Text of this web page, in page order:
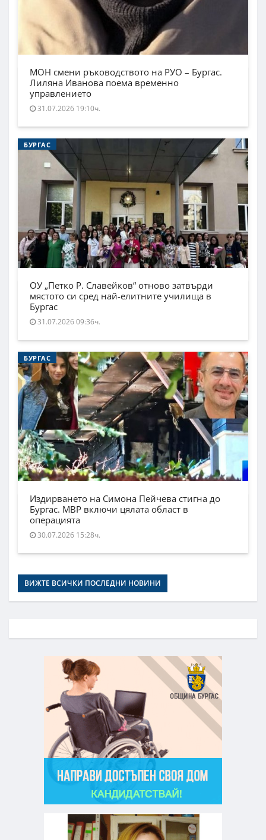
МОН смени ръководството на РУО – Бургас.
Лиляна Иванова поема временно
управлението
31.07.2026 19:10ч.
БУРГАС
ОУ „Петко Р. Славейков“ отново затвърди
мястото си сред най-елитните училища в
Бургас
31.07.2026 09:36ч.
БУРГАС
Издирването на Симона Пейчева стигна до
Бургас. МВР включи цялата област в
операцията
30.07.2026 15:28ч.
ВИЖТЕ ВСИЧКИ ПОСЛЕДНИ НОВИНИ